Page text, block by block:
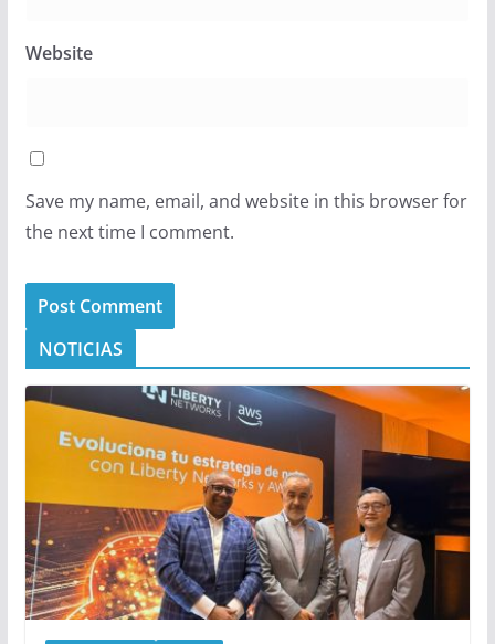
Website
Save my name, email, and website in this browser for
the next time I comment.
NOTICIAS